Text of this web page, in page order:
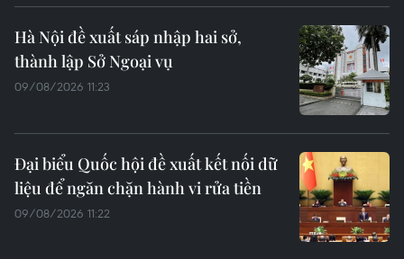
Hà Nội đề xuất sáp nhập hai sở,
thành lập Sở Ngoại vụ
09/08/2026 11:23
Đại biểu Quốc hội đề xuất kết nối dữ
liệu để ngăn chặn hành vi rửa tiền
09/08/2026 11:22